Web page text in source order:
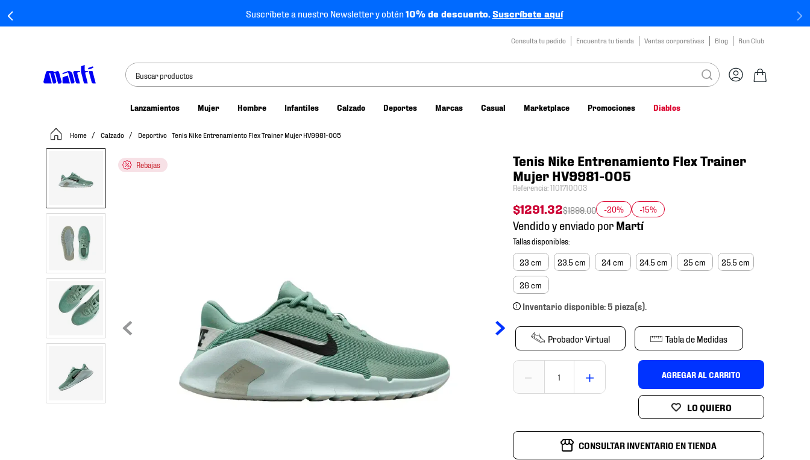
Suscríbete a nuestro Newsletter y obtén10% de descuento.Suscríbete aquí
Consulta tu pedido Encuentra tu tienda Ventas corporativas Blog Run Club
Buscar productos
Lanzamientos Mujer Hombre Infantiles Calzado Deportes Marcas Casual Marketplace Promociones Diablos
Calzado Deportivo Tenis Nike Entrenamiento Flex Trainer Mujer HV9981-005
Rebajas
Tenis Nike Entrenamiento Flex Trainer
Mujer HV9981-005
Referencia:1101710003
$1291.32$1899.00 -20% -15%
Vendido y enviado por
23 cm 23.5 cm 24 cm 24.5 cm 25 cm 25.5 cm
26 cm
Inventario disponible: 5 pieza(s).
Probador Virtual Tabla de Medidas
＋
－ AGREGAR AL CARRITO
CONSULTAR INVENTARIO EN TIENDA
tenis mujer
tenis niño